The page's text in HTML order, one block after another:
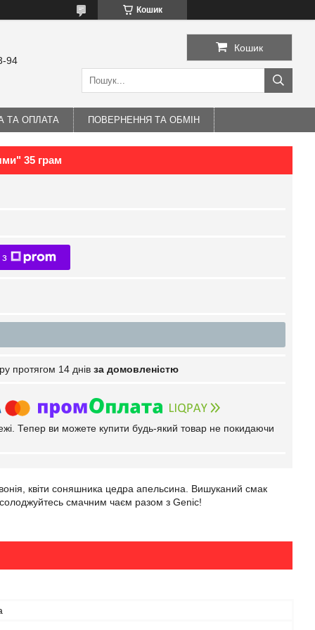
Кошик
94
Кошик
ТА ОПЛАТА ПОВЕРНЕННЯ ТА ОБМІН
35 грам
протягом 14 днів за домовленістю
Тепер ви можете купити будь-який товар не покидаючи
квіти соняшника цедра апельсина. Вишуканий смак
смачним чаєм разом з Genic!